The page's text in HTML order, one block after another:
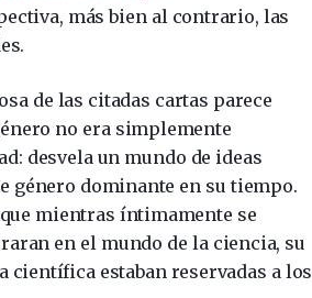
más bien al contrario, las
de las citadas cartas parece
no era simplemente
desvela un mundo de ideas
género dominante en su tiempo.
mientras íntimamente se
en el mundo de la ciencia, su
estaban reservadas a los